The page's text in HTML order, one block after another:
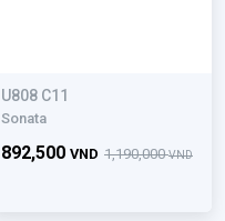
U808 C11
Sonata
1,190,000VND
892,500 VND